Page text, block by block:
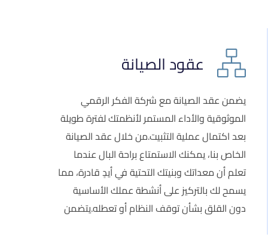
عقود الصيانة
يضمن عقد الصيانة مع شركة الفكر الرقمي
الموثوقية والأداء المستمر لأنظمتك لفترة طويلة
بعد اكتمال عملية التثبيت.من خلال عقد الصيانة
الخاص بنا، يمكنك الاستمتاع براحة البال عندما
تعلم أن معداتك وبنيتك التحتية في أيدٍ قادرة، مما
يسمح لك بالتركيز على أنشطة عملك الأساسية
دون القلق بشأن توقف النظام أو تعطله.يتضمن